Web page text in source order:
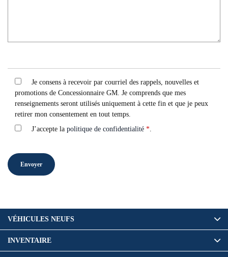
Je consens à recevoir par courriel des rappels, nouvelles et
promotions de Concessionnaire GM. Je comprends que mes
renseignements seront utilisés uniquement à cette fin et que je peux
retirer mon consentement en tout temps.
J’accepte la politique de confidentialité *
VÉHICULES NEUFS
INVENTAIRE